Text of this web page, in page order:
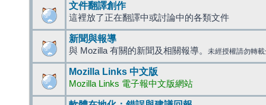
文件翻譯創作
這裡放了正在翻譯中或討論中的各類文件
新聞與報導
與 Mozilla 有關的新聞及相關報導。 未經授權請勿轉
Mozilla Links 中文版
Mozilla Links 電子報中文版網站